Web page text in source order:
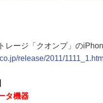
レージ「クオンプ」の
release/2011/
タ機器